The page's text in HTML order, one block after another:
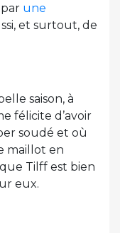
une
et surtout, de
saison, à
félicite d’avoir
soudé et où
maillot en
Tilff est bien
eux.